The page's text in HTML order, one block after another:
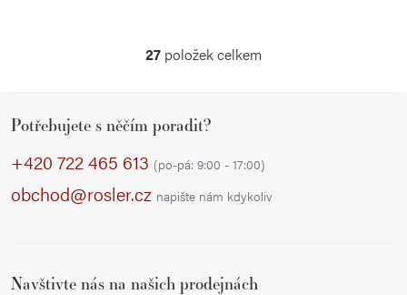
O
á
d
c
r
27 položek celkem
Potřebujete s něčím poradit?
+420 722 465 613 (po-pá: 9:00 - 17:00)
obchod@rosler.cz napište nám kdykoliv
Navštivte nás na našich prodejnách